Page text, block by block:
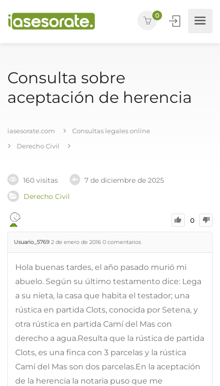
0
Consulta sobre
aceptación de herencia
iasesorate.com
Consultas legales online
Derecho Civil
160 visitas
7 de diciembre de 2025
Derecho Civil
0
Usuario_5769 2 de enero de 2016 0 comentarios
Hola buenas tardes, el año pasado murió mi
abuelo. Según su último testamento dice: Lega
a su nieta, la casa que habita el testador; una
rústica en partida Clots, conocida por Setena, y
otra rústica en partida Camí del Mas con
derecho a agua.Resulta que la rústica de partida
Clots, es una finca con 3 parcelas y la rústica
Camí del Mas son dos parcelas.En la aceptación
de la herencia la notaria puso que me